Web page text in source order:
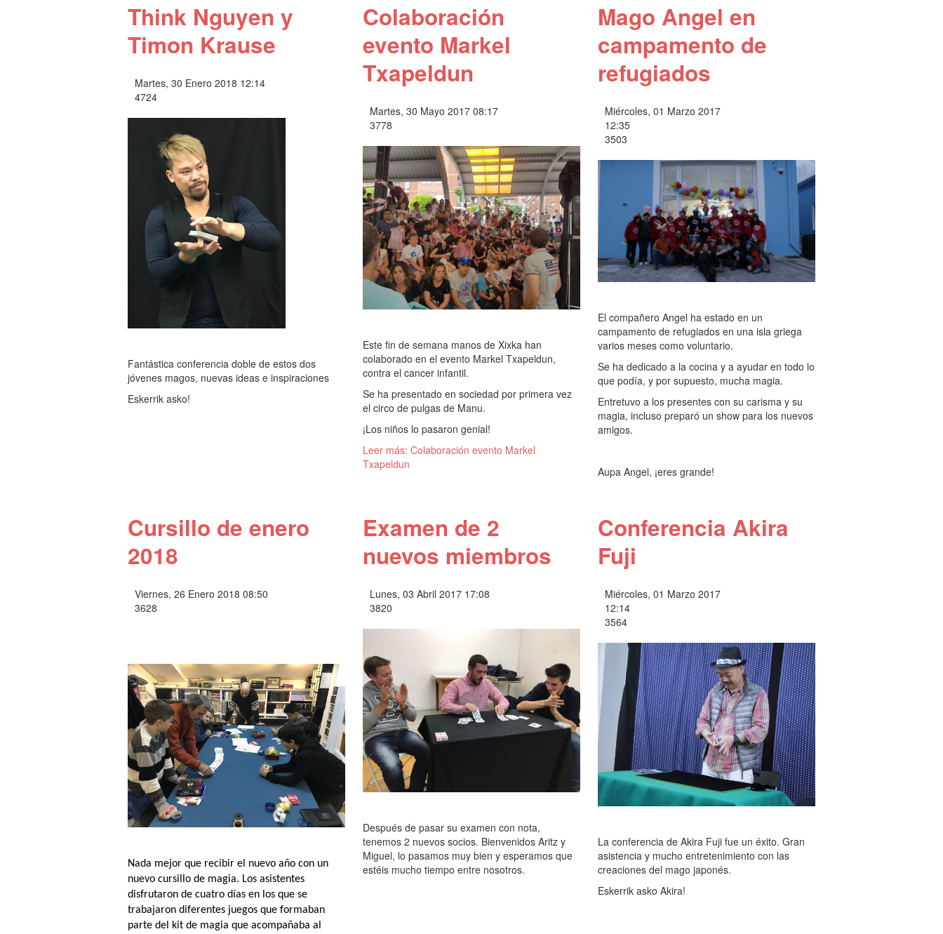
Think Nguyen y
Timon Krause
Martes, 30 Enero 2018 12:14
4724
Fantástica conferencia doble de estos dos
jóvenes magos, nuevas ideas e inspiraciones
Eskerrik asko!
Colaboración
evento Markel
Txapeldun
Martes, 30 Mayo 2017 08:17
3778
Este fin de semana manos de Xixka han
colaborado en el evento Markel Txapeldun,
contra el cancer infantil.
Se ha presentado en sociedad por primera vez
el circo de pulgas de Manu.
¡Los niños lo pasaron genial!
Leer más: Colaboración evento Markel
Txapeldun
Mago Angel en
campamento de
refugiados
Miércoles, 01 Marzo 2017
12:35
3503
El compañero Angel ha estado en un
campamento de refugiados en una isla griega
varios meses como voluntario.
Se ha dedicado a la cocina y a ayudar en todo lo
que podía, y por supuesto, mucha magia.
Entretuvo a los presentes con su carisma y su
magia, incluso preparó un show para los nuevos
amigos.
Aupa Angel, ¡eres grande!
Cursillo de enero
2018
Viernes, 26 Enero 2018 08:50
3628
Nada mejor que recibir el nuevo año con un
nuevo cursillo de magia. Los asistentes
disfrutaron de cuatro días en los que se
trabajaron diferentes juegos que formaban
parte del kit de magia que acompañaba al
Examen de 2
nuevos miembros
Lunes, 03 Abril 2017 17:08
3820
Después de pasar su examen con nota,
tenemos 2 nuevos socios. Bienvenidos Aritz y
Miguel, lo pasamos muy bien y esperamos que
estéis mucho tiempo entre nosotros.
Conferencia Akira
Fuji
Miércoles, 01 Marzo 2017
12:14
3564
La conferencia de Akira Fuji fue un éxito. Gran
asistencia y mucho entretenimiento con las
creaciones del mago japonés.
Eskerrik asko Akira!